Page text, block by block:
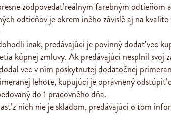
zodpovedať reálnym farebným odtieňom
odtieňov je okrem iného závislé aj na kvalite
inak, predávajúci je povinný dodať vec
kúpnej zmluvy. Ak predávajúci nesplnil svoj
vec v ním poskytnutej dodatočnej
lehote, kupujúci je oprávnený odstúpiť
do 1 pracovného dňa.
z nich nie je skladom, predávajúci o tom